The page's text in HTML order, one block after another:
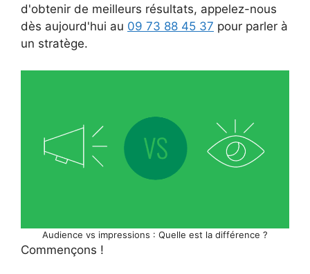
d'obtenir de meilleurs résultats, appelez-nous
dès aujourd'hui au 09 73 88 45 37 pour parler à
un stratège.
Audience vs impressions : Quelle est la différence ?
Commençons !